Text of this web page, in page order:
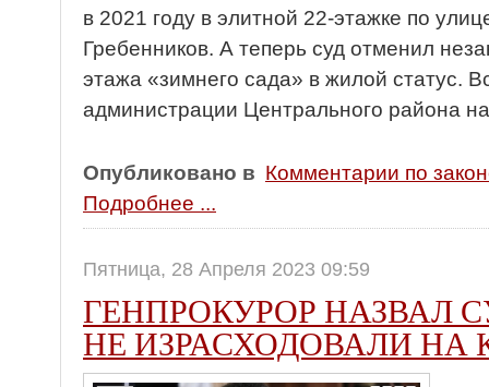
в 2021 году в элитной 22-этажке по
Гребенников. А теперь суд отменил
этажа «зимнего сада» в жилой статус.
администрации Центрального района
Опубликовано в Комментарии по
Подробнее ...
Пятница, 28 Апреля 2023 09:59
ГЕНПРОКУРОР НАЗВАЛ
НЕ ИЗРАСХОДОВАЛИ НА